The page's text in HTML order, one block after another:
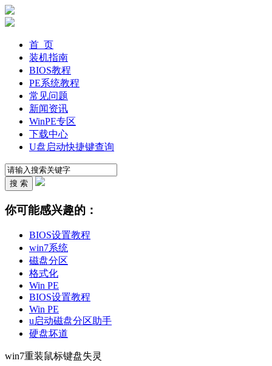
首 页
装机指南
BIOS教程
PE系统教程
常见问题
新闻资讯
WinPE专区
下载中心
U盘启动快捷键查询
你可能感兴趣的：
BIOS设置教程
win7系统
磁盘分区
格式化
Win PE
BIOS设置教程
Win PE
u启动磁盘分区助手
硬盘坏道
win7重装鼠标键盘失灵